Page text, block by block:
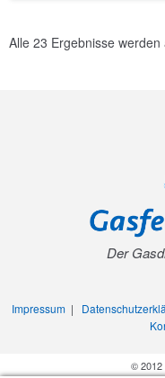
Alle 23 Ergebnisse werden
Der
Impressum|
© 2012